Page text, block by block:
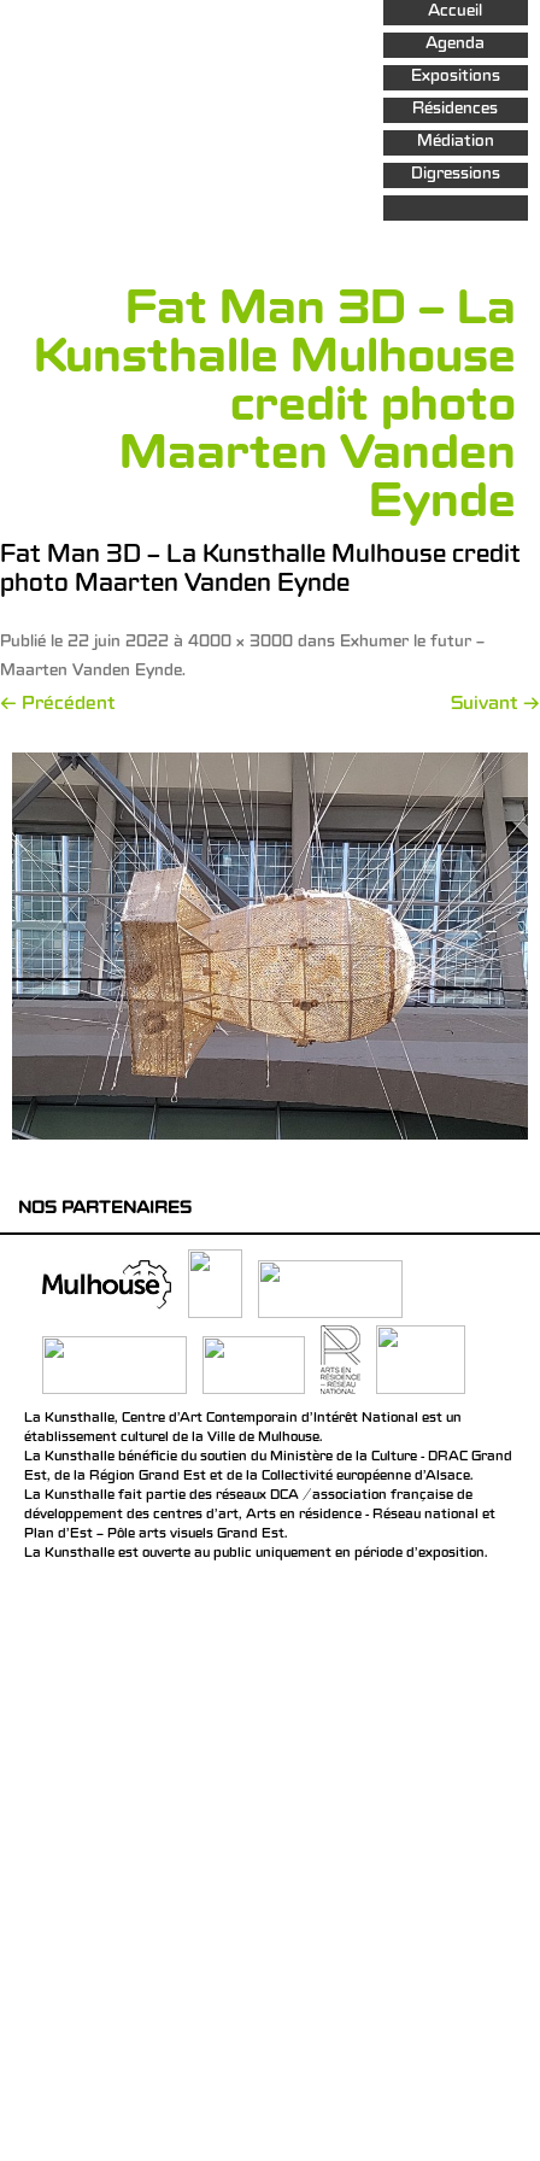
Aller au
contenu
principal
Accueil
Agenda
Expositions
Résidences
Médiation
Digressions
Fat Man 3D – La
Kunsthalle Mulhouse
credit photo
Maarten Vanden
Eynde
Fat Man 3D – La Kunsthalle Mulhouse credit
photo Maarten Vanden Eynde
Publié le 22 juin 2022 à 4000 × 3000 dans Exhumer le futur –
Maarten Vanden Eynde.
← Précédent Suivant →
NOS PARTENAIRES
La Kunsthalle, Centre d’Art Contemporain d’Intérêt National est un
établissement culturel de la Ville de Mulhouse.
La Kunsthalle bénéficie du soutien du Ministère de la Culture - DRAC Grand
Est, de la Région Grand Est et de la Collectivité européenne d’Alsace.
La Kunsthalle fait partie des réseaux DCA / association française de
développement des centres d'art, Arts en résidence - Réseau national et
Plan d’Est – Pôle arts visuels Grand Est.
La Kunsthalle est ouverte au public uniquement en période d'exposition.